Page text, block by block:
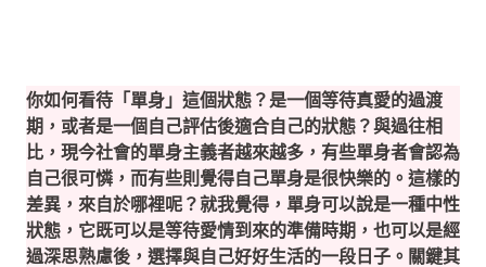
你如何看待「單身」這個狀態？是一個等待真愛的過渡
期，或者是一個自己評估後適合自己的狀態？與過往相
比，現今社會的單身主義者越來越多，有些單身者會認為
自己很可憐，而有些則覺得自己單身是很快樂的。這樣的
差異，來自於哪裡呢？就我覺得，單身可以說是一種中性
狀態，它既可以是等待愛情到來的準備時期，也可以是經
過深思熟慮後，選擇與自己好好生活的一段日子。關鍵其